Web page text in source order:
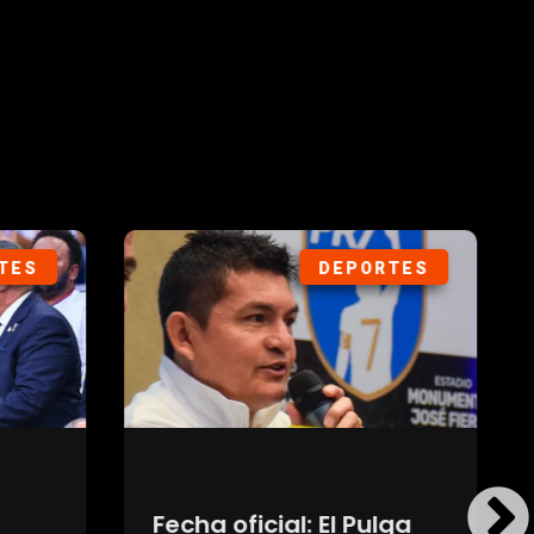
DEPORTES
Se confirmó que Boca